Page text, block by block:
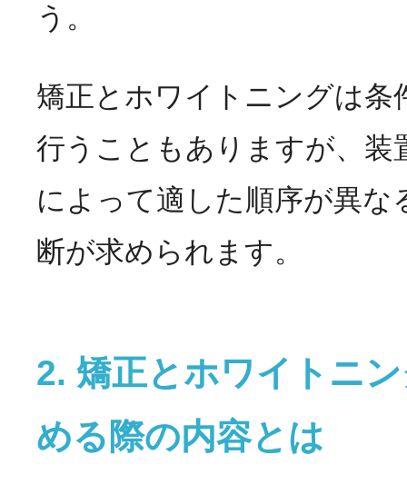
う。
矯正とホワイトニングは条
行うこともありますが、装
によって適した順序が異な
断が求められます。
2. 矯正とホワイトニ
める際の内容とは